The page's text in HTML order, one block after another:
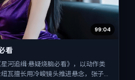
99:04
看
河追缉·悬疑烧脑必看》，以动作类
瓦擅长用冷峻镜头推进悬念，张子